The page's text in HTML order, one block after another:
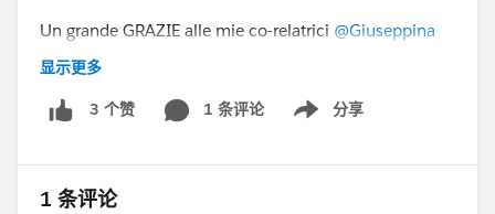
Un grande GRAZIE alle mie co-relatrici @Giuseppina
Nicolosi
显示更多
3 个赞 1 条评论 分享
Show menu
1 条评论